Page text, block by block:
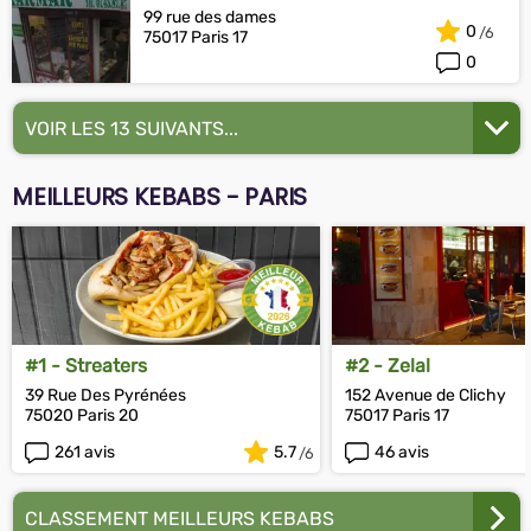
99 rue des dames
75017 Paris 17
0
0
VOIR LES 13 SUIVANTS...
MEILLEURS KEBABS - PARIS
#1 - Streaters
39 Rue Des Pyrénées
75020 Paris 20
261 avis
5.7
#2 - Zelal
152 Avenue de Clichy
75017 Paris 17
46 avis
CLASSEMENT MEILLEURS KEBABS